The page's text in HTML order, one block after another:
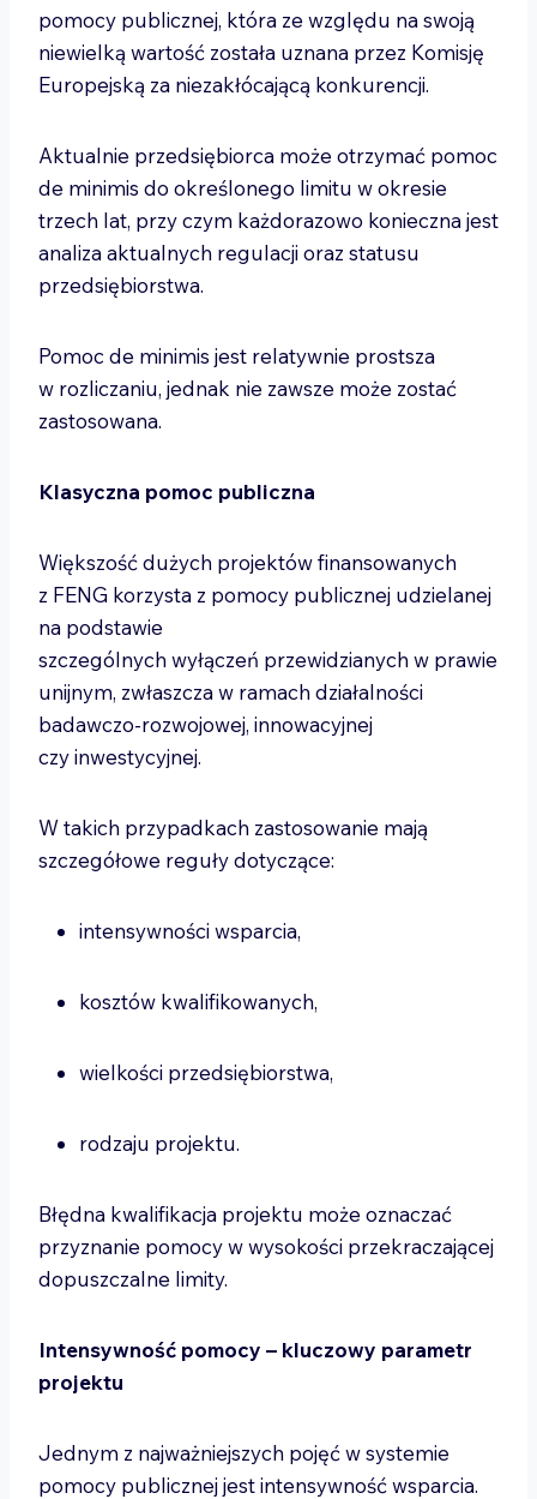
pomocy publicznej, która ze względu na swoją
niewielką wartość została uznana przez Komisję
Europejską za niezakłócającą konkurencji.
Aktualnie przedsiębiorca może otrzymać pomoc
de minimis do określonego limitu w okresie
trzech lat, przy czym każdorazowo konieczna jest
analiza aktualnych regulacji oraz statusu
przedsiębiorstwa.
Pomoc de minimis jest relatywnie prostsza
w rozliczaniu, jednak nie zawsze może zostać
zastosowana.
Klasyczna pomoc publiczna
Większość dużych projektów finansowanych
z FENG korzysta z pomocy publicznej udzielanej
na podstawie
szczególnych wyłączeń przewidzianych w prawie
unijnym, zwłaszcza w ramach działalności
badawczo-rozwojowej, innowacyjnej
czy inwestycyjnej.
W takich przypadkach zastosowanie mają
szczegółowe reguły dotyczące:
intensywności wsparcia,
kosztów kwalifikowanych,
wielkości przedsiębiorstwa,
rodzaju projektu.
Błędna kwalifikacja projektu może oznaczać
przyznanie pomocy w wysokości przekraczającej
dopuszczalne limity.
Intensywność pomocy – kluczowy parametr
projektu
Jednym z najważniejszych pojęć w systemie
pomocy publicznej jest intensywność wsparcia.